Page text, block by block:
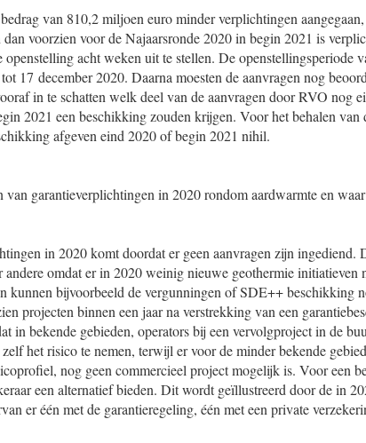
van 810,2 miljoen euro minder verplichtingen
voorzien voor de Najaarsronde 2020 in begin 2021 is
openstelling acht weken uit te stellen. De openstellingsperiode
17 december 2020. Daarna moesten de aanvragen nog
in te schatten welk deel van de aanvragen door RVO nog
2021 een beschikking zouden krijgen. Voor het behalen van
afgeven eind 2020 of begin 2021 nihil.
van garantieverplichtingen in 2020 rondom aardwarmte en
in 2020 komt doordat er geen aanvragen zijn ingediend.
andere omdat er in 2020 weinig nieuwe geothermie initiatieven
kunnen bijvoorbeeld de vergunningen of SDE++ beschikking
projecten binnen een jaar na verstrekking van een
in bekende gebieden, operators bij een vervolgproject in de
het risico te nemen, terwijl er voor de minder bekende
nog geen commercieel project mogelijk is. Voor een
een alternatief bieden. Dit wordt geïllustreerd door de in
er één met de garantieregeling, één met een private